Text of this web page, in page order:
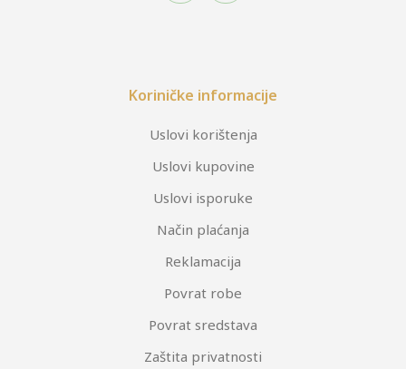
Koriničke informacije
Uslovi korištenja
Uslovi kupovine
Uslovi isporuke
Način plaćanja
Reklamacija
Povrat robe
Povrat sredstava
Zaštita privatnosti